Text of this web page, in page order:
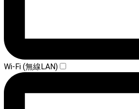
Wi-Fi (無線LAN)